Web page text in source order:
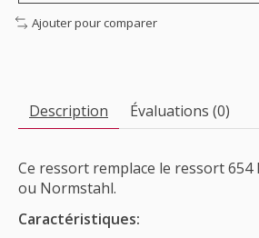
Ajouter pour comparer
Description Évaluations (0)
Ce ressort remplace le ressort 654
ou Normstahl.
Caractéristiques: